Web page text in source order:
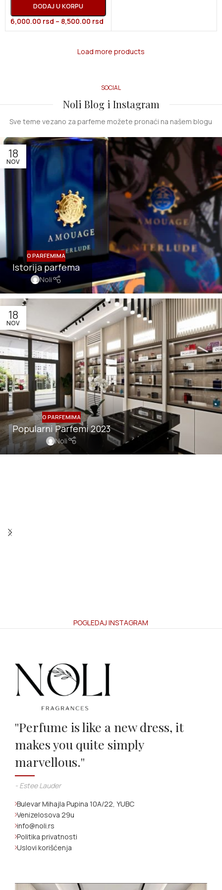
DODAJ U KORPU
6,000.00 rsd – 8,500.00 rsd
Load more products
SOCIAL
Noli Blog i Instagram
Sve teme vezano za parfeme možete pronaći na našem blogu
18
NOV
O PARFEMIMA
Istorija parfema
Noli
18
NOV
O PARFEMIMA
Popularni Parfemi 2023
Noli
POGLEDAJ INSTAGRAM
''Perfume is like a new dress, it
makes you quite simply
marvellous.''
- Estee Lauder
Bulevar Mihajla Pupina 10A/22, YUBC
Venizelosova 29u
info@noli.rs
Politika privatnosti
Uslovi korišćenja